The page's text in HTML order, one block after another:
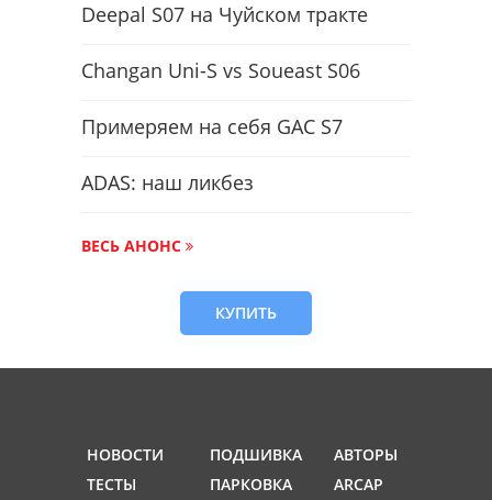
Deepal S07 на Чуйском тракте
Changan Uni-S vs Soueast S06
Примеряем на себя GAC S7
ADAS: наш ликбез
ВЕСЬ АНОНС
КУПИТЬ
НОВОСТИ
ТЕСТЫ
ПОДШИВКА
ПАРКОВКА
АВТОРЫ
ARCAP